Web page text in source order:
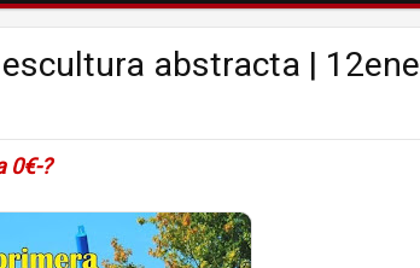
abstracta | 12ene
0€-?